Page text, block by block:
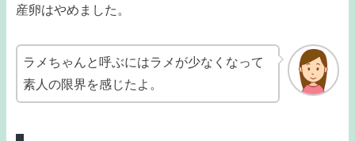
産卵はやめました。
ラメちゃんと呼ぶにはラメが少なくなって
素人の限界を感じたよ。